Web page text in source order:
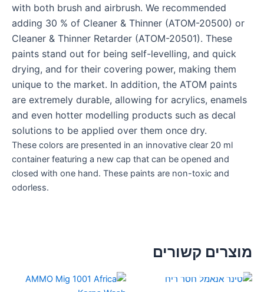
with both brush and airbrush. We recommended
adding 30 % of Cleaner & Thinner (ATOM-20500) or
Cleaner & Thinner Retarder (ATOM-20501). These
paints stand out for being self-levelling, and quick
drying, and for their covering power, making them
unique to the market. In addition, the ATOM paints
are extremely durable, allowing for acrylics, enamels
and even hotter modelling products such as decal
solutions to be applied over them once dry.
These colors are presented in an innovative clear 20 ml
container featuring a new cap that can be opened and
closed with one hand. These paints are non-toxic and
odorless.
מוצרים קשורים